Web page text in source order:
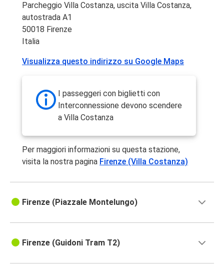
Parcheggio Villa Costanza, uscita Villa Costanza,
autostrada A1
50018 Firenze
Italia
Visualizza questo indirizzo su Google Maps
I passeggeri con biglietti con
Interconnessione devono scendere
a Villa Costanza
Per maggiori informazioni su questa stazione,
visita la nostra pagina Firenze (Villa Costanza)
Firenze (Piazzale Montelungo)
Firenze (Guidoni Tram T2)